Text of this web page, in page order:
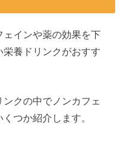
ェインや薬の効果を下
養ドリンクがおすす
クの中でノンカフェ
つか紹介します。